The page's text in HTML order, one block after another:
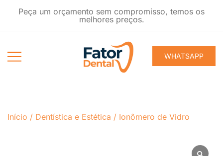
Peça um orçamento sem compromisso, temos os
melhores preços.
WHATSAPP
Início / Dentística e Estética / Ionômero de Vidro